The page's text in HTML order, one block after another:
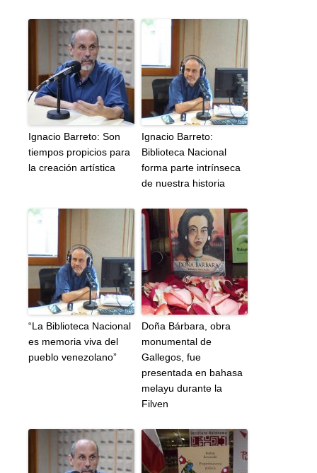
Ignacio Barreto: Son
tiempos propicios para
la creación artística
Ignacio Barreto:
Biblioteca Nacional
forma parte intrínseca
de nuestra historia
“La Biblioteca Nacional
es memoria viva del
pueblo venezolano”
Doña Bárbara, obra
monumental de
Gallegos, fue
presentada en bahasa
melayu durante la
Filven